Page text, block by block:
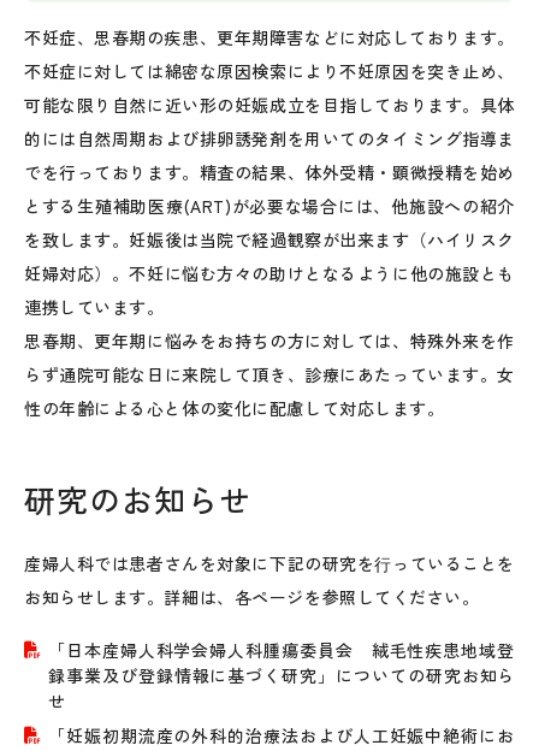
不妊症、思春期の疾患、更年期障害などに対応しております。
不妊症に対しては綿密な原因検索により不妊原因を突き止め、
可能な限り自然に近い形の妊娠成立を目指しております。具体
的には自然周期および排卵誘発剤を用いてのタイミング指導ま
でを行っております。精査の結果、体外受精・顕微授精を始め
とする生殖補助医療(ART)が必要な場合には、他施設への紹介
を致します。妊娠後は当院で経過観察が出来ます（ハイリスク
妊婦対応）。不妊に悩む方々の助けとなるように他の施設とも
連携しています。
思春期、更年期に悩みをお持ちの方に対しては、特殊外来を作
らず通院可能な日に来院して頂き、診療にあたっています。女
性の年齢による心と体の変化に配慮して対応します。
研究のお知らせ
産婦人科では患者さんを対象に下記の研究を⾏っていることを
お知らせします。詳細は、各ページを参照してください。
「日本産婦人科学会婦人科腫瘍委員会 絨毛性疾患地域登
録事業及び登録情報に基づく研究」についての研究お知ら
せ
「妊娠初期流産の外科的治療法および人工妊娠中絶術にお